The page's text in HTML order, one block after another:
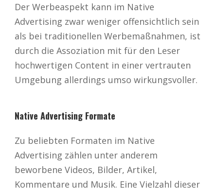
Der Werbeaspekt kann im Native
Advertising zwar weniger offensichtlich sein
als bei traditionellen Werbemaßnahmen, ist
durch die Assoziation mit für den Leser
hochwertigen Content in einer vertrauten
Umgebung allerdings umso wirkungsvoller.
Native Advertising Formate
Zu beliebten Formaten im Native
Advertising zählen unter anderem
beworbene Videos, Bilder, Artikel,
Kommentare und Musik. Eine Vielzahl dieser